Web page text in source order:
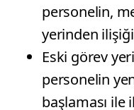
personelin,
yerinden ilişiği
Eski görev
personelin
başlaması ile